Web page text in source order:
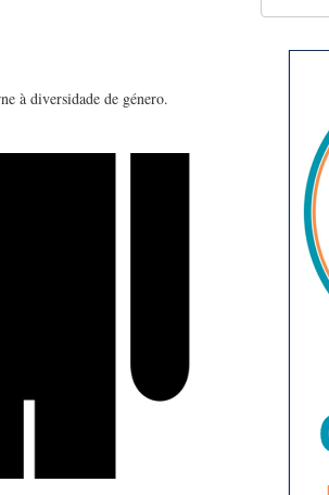
à diversidade de género.